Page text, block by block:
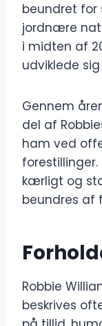
beundret for
jordnære
i midten af
udviklede
Gennem
del af
ham ved
kærligt og
beundres af
Robbie
beskrives